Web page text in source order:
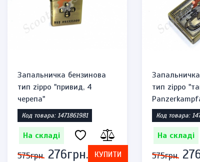
Запальничка бензинова
тип zippo "привид, 4
черепа"
Код товара: 1471861981
На складі
575грн. 276грн. КУПИТИ
тип zippo
Код товара:
На складі
575грн.